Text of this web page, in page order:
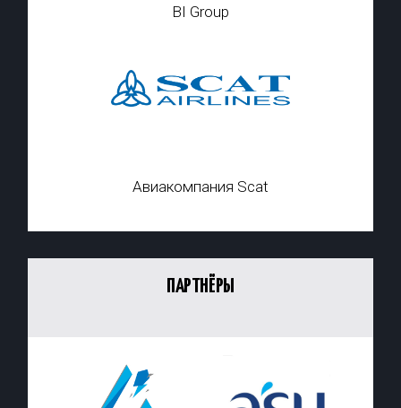
BI Group
Авиакомпания Scat
ПАРТНЁРЫ